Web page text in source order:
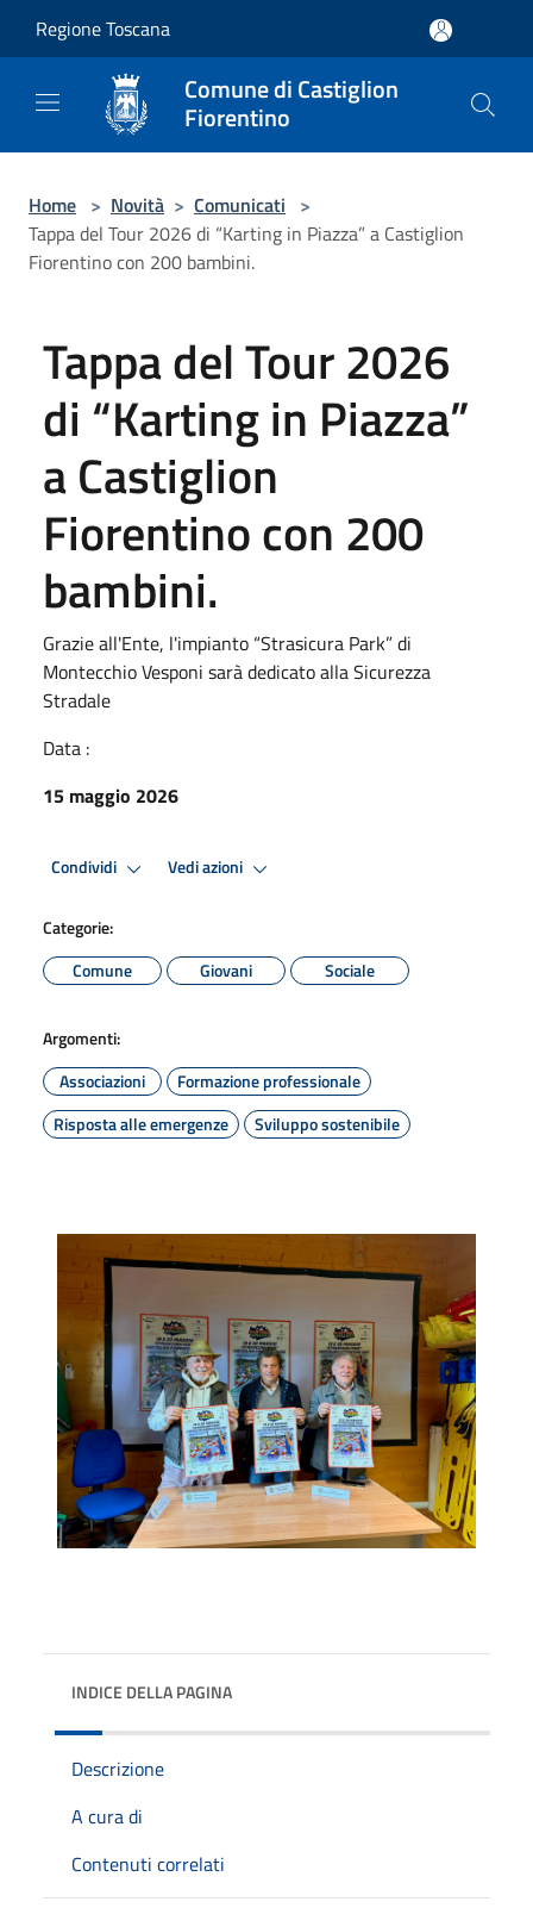
Regione Toscana
Comune di Castiglion
Fiorentino
Home > Novità > Comunicati >
Tappa del Tour 2026 di “Karting in Piazza” a Castiglion
Fiorentino con 200 bambini.
Tappa del Tour 2026
di “Karting in Piazza”
a Castiglion
Fiorentino con 200
bambini.
Grazie all'Ente, l'impianto “Strasicura Park” di
Montecchio Vesponi sarà dedicato alla Sicurezza
Stradale
Data :
15 maggio 2026
Condividi Vedi azioni
Categorie:
Comune
Giovani Sociale
Argomenti:
Associazioni
Formazione professionale
Risposta alle emergenze
Sviluppo sostenibile
INDICE DELLA PAGINA
Descrizione
A cura di
Contenuti correlati